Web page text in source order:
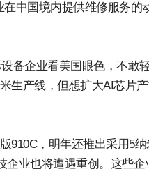
中国境内提供维修服务的
备企业看美国眼色，不敢
生产线，但想扩大AI芯片
910C，明年还推出采用5纳
企业也将遭遇重创。这些企